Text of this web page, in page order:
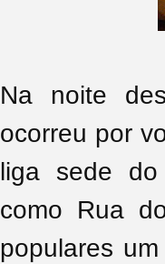
Na noite
ocorreu por
liga sede
como Rua
populares